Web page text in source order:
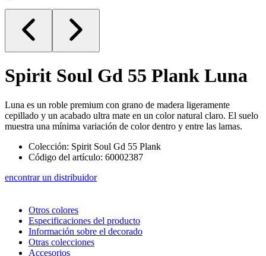
Spirit Soul Gd 55 Plank Luna
Luna es un roble premium con grano de madera ligeramente
cepillado y un acabado ultra mate en un color natural claro. El suelo
muestra una mínima variación de color dentro y entre las lamas.
Colección: Spirit Soul Gd 55 Plank
Código del artículo: 60002387
encontrar un distribuidor
Otros colores
Especificaciones del producto
Información sobre el decorado
Otras colecciones
Accesorios